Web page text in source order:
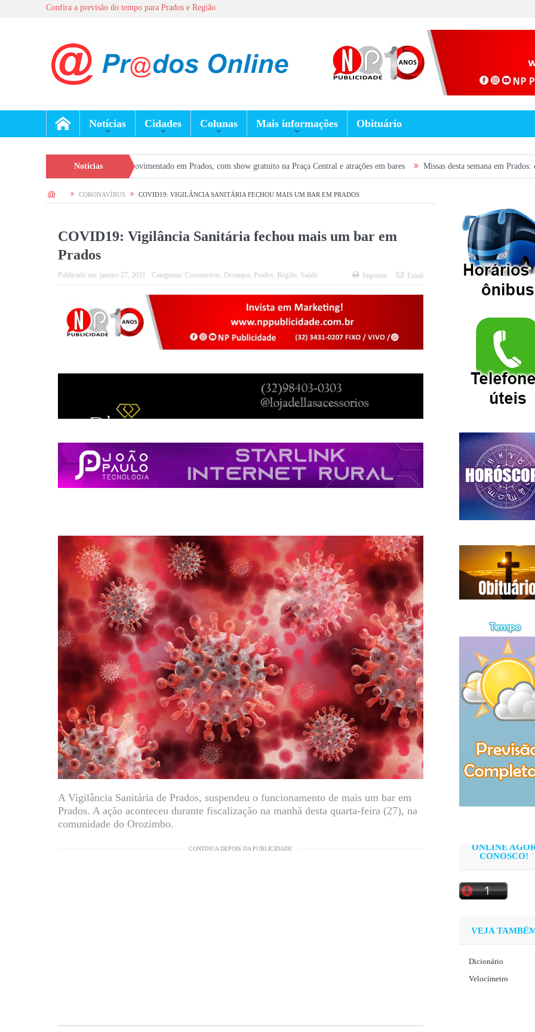
Confira a previsão do tempo para Prados e Região
Notícias Cidades Colunas Mais informações Obituário
Notícias
terá fim de semana movimentado em Prados, com show gratuito na Praça Central e atrações em bares Missas desta semana em Prados: confira a
HOME CORONAVÍRUS COVID19: VIGILÂNCIA SANITÁRIA FECHOU MAIS UM BAR EM PRADOS
COVID19: Vigilância Sanitária fechou mais um bar em
Prados
Publicado em: janeiro 27, 2021 Categorias: Coronavírus, Destaque, Prados, Região, Saúde Imprimir Email
A Vigilância Sanitária de Prados, suspendeu o funcionamento de mais um bar em
Prados. A ação aconteceu durante fiscalização na manhã desta quarta-feira (27), na
comunidade do Orozimbo.
CONTINUA DEPOIS DA PUBLICIDADE
ONLINE
CONOSCO!
VEJA
Dicionário
Velocímetro